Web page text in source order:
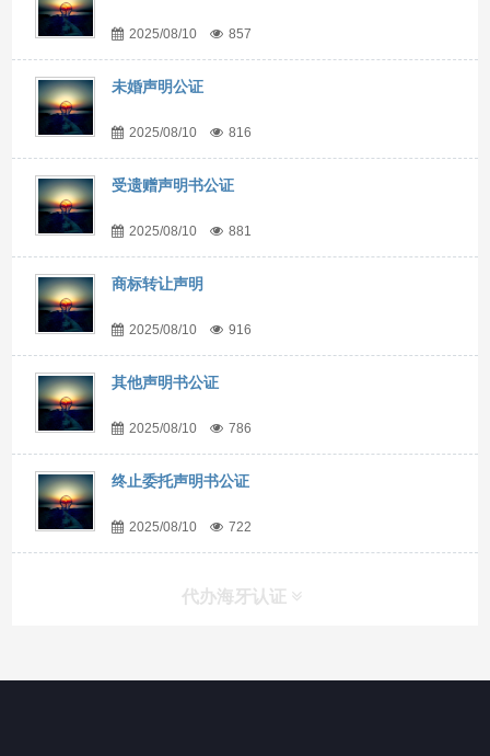
2025/08/10 857
未婚声明公证
2025/08/10 816
受遗赠声明书公证
2025/08/10 881
商标转让声明
2025/08/10 916
其他声明书公证
2025/08/10 786
终止委托声明书公证
2025/08/10 722
代办海牙认证